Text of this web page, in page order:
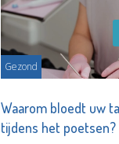
Gezond
Waarom bloedt uw
tijdens het poetsen?